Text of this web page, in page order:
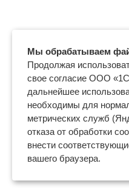
Мы обрабатываем
Продолжая
свое согласие ООО
дальнейшее
необходимы для
метрических служб
отказа от обработки
внести
вашего браузера.